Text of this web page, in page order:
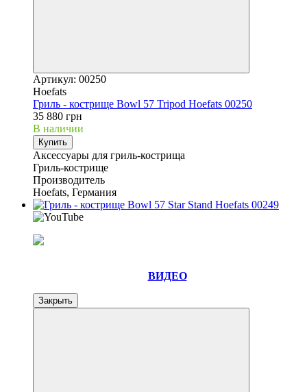
Артикул: 00250
Hoefats
Гриль - кострище Bowl 57 Tripod Hoefats 00250
35 880 грн
В наличии
Купить
Аксессуары для гриль-кострища
Гриль-кострище
Производитель
Hoefats, Германия
ВИДЕО
Закрыть